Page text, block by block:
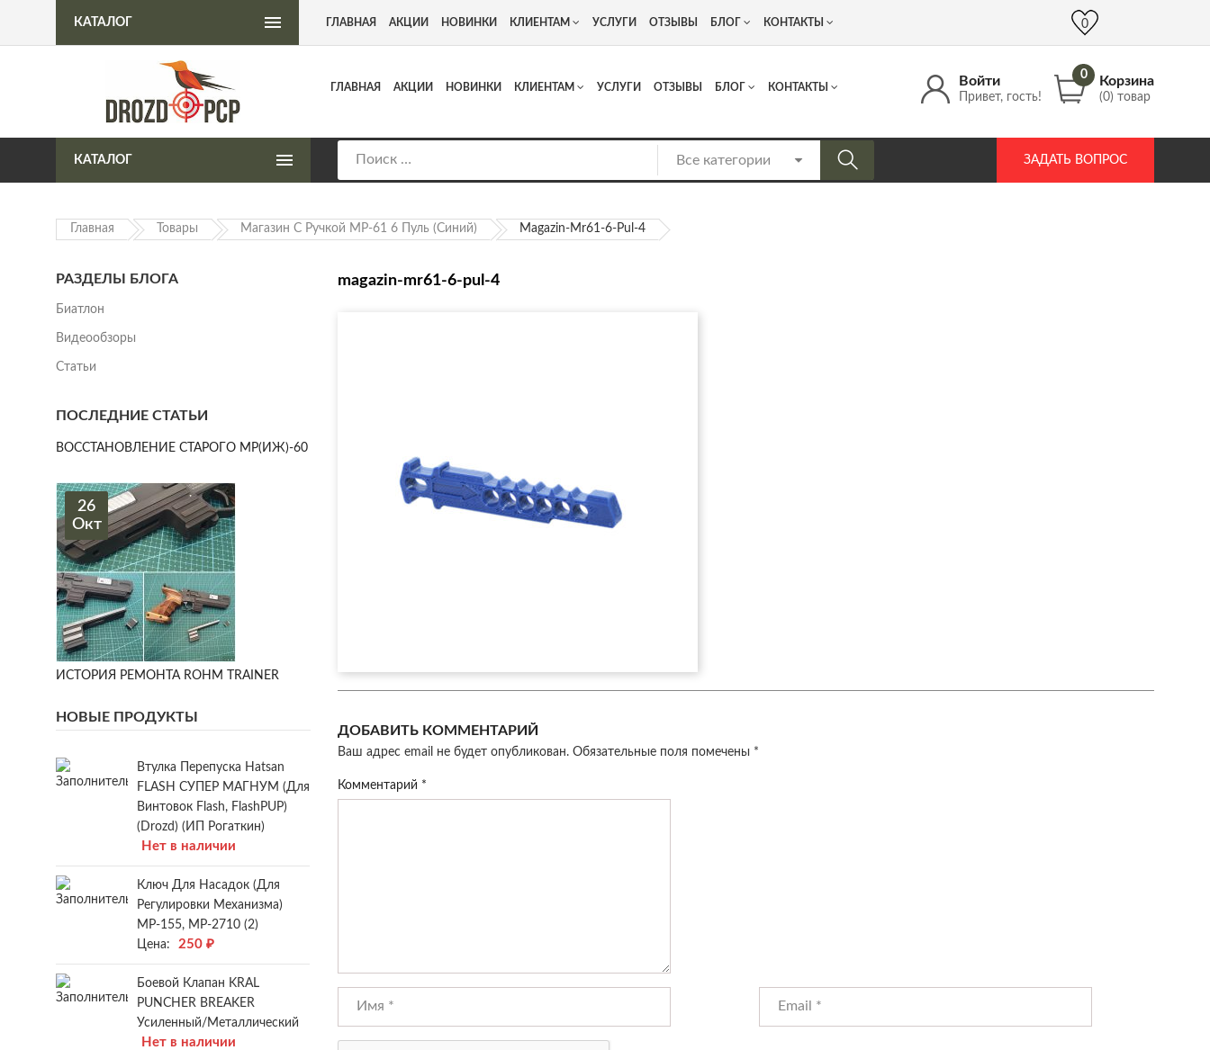
Интернет-магазин пневматического оружия Адрес: г. Москва, Люберцы, Котельнический проезд 13 +7 (917) 537 17 16 info@DrozdPcp.ru
Войти
Привет, гость!
0 Корзина
(0) товар
ГЛАВНАЯ АКЦИИ НОВИНКИ КЛИЕНТАМ УСЛУГИ ОТЗЫВЫ БЛОГ КОНТАКТЫ
КАТАЛОГ ЗАДАТЬ ВОПРОС
КАТАЛОГ ГЛАВНАЯ АКЦИИ НОВИНКИ КЛИЕНТАМ УСЛУГИ ОТЗЫВЫ БЛОГ КОНТАКТЫ 0
Главная Товары Магазин С Ручкой МР-61 6 Пуль (синий) Magazin-Mr61-6-Pul-4
magazin-mr61-6-pul-4
ДОБАВИТЬ КОММЕНТАРИЙ
Ваш адрес email не будет опубликован. Обязательные поля помечены *
Комментарий *
РАЗДЕЛЫ БЛОГА
Биатлон
Видеообзоры
Статьи
ПОСЛЕДНИЕ СТАТЬИ
ВОССТАНОВЛЕНИЕ СТАРОГО МР(ИЖ)-60
26
Окт
ИСТОРИЯ РЕМОНТА ROHM TRAINER
НОВЫЕ ПРОДУКТЫ
Втулка Перепуска Hatsan
FLASH СУПЕР МАГНУМ (для
Винтовок Flash, FlashPUP)
(Drozd) (ИП Рогаткин)
Нет в наличии
Ключ Для Насадок (для
Регулировки Механизма)
МР-155, МР-2710 (2)
Цена:
250 ₽
Боевой Клапан KRAL
PUNCHER BREAKER
Усиленный/металлический
Нет в наличии